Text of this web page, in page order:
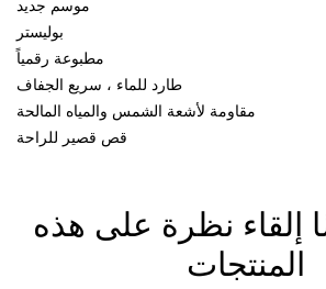
موسم جديد
بوليستر
مطبوعة رقمياً
طارد للماء ، سريع الجفاف
مقاومة لأشعة الشمس والمياه المالحة
قص قصير للراحة
إلقاء نظرة على هذه
المنتجات